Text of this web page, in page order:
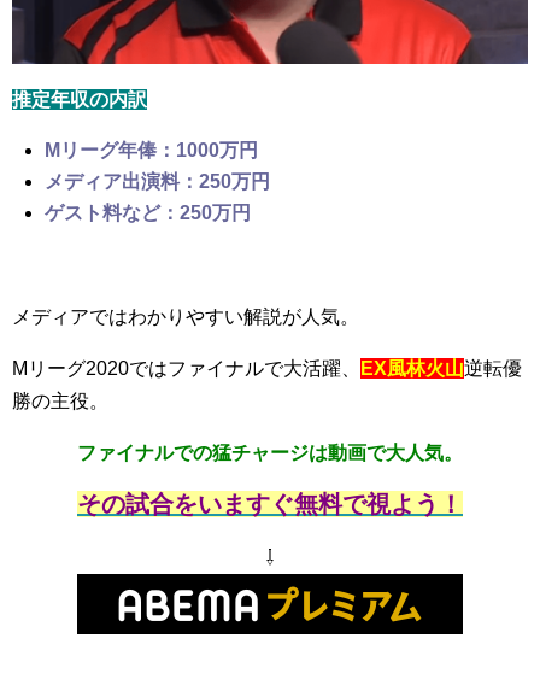
推定年収の内訳
Mリーグ年俸：1000万円
メディア出演料：250万円
ゲスト料など：250万円
メディアではわかりやすい解説が人気。
Mリーグ2020ではファイナルで大活躍、 EX風林火山逆転優
勝の主役。
ファイナルでの猛チャージは動画で大人気。
その試合をいますぐ無料で視よう！
⇩